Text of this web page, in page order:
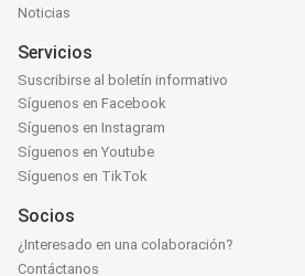
Noticias
Servicios
Suscribirse al boletín informativo
Síguenos en Facebook
Síguenos en Instagram
Síguenos en Youtube
Síguenos en TikTok
Socios
¿Interesado en una colaboración?
Contáctanos